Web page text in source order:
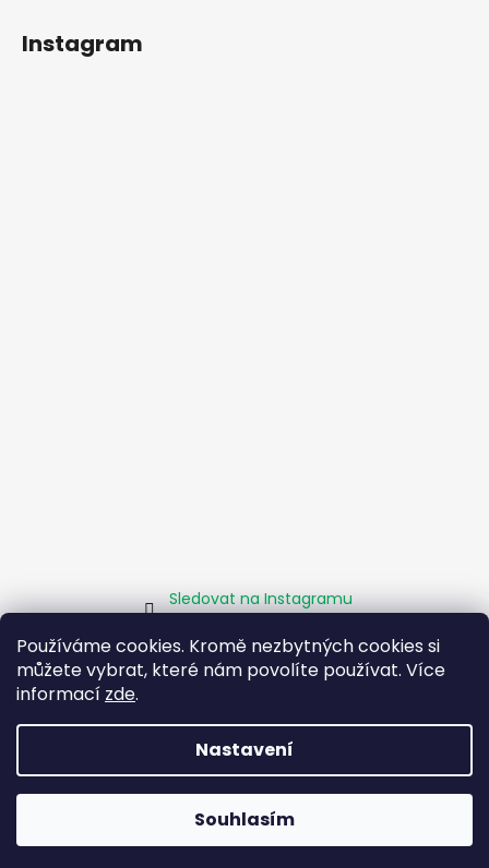
Používáme cookies. Kromě nezbytných cookies si
můžete vybrat, které nám povolíte používat. Více
informací zde.
Nastavení
Souhlasím
Instagram
Sledovat na Instagramu
Homepage Obchodní podmínky Kamenné pobočky
Facebook
Boty Rybička. Všechna práva vyhrazena.